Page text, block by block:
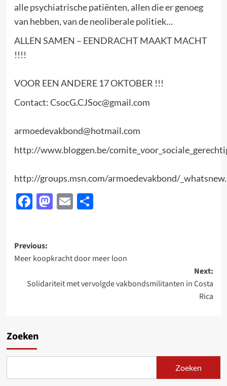
alle psychiatrische patiënten, allen die er genoeg
van hebben, van de neoliberale politiek…
ALLEN SAMEN – EENDRACHT MAAKT MACHT
!!!!
VOOR EEN ANDERE 17 OKTOBER !!!
Contact: CsocG.CJSoc@gmail.com
armoedevakbond@hotmail.com
http://www.bloggen.be/
http://groups.msn.com/armoedevakbond/
Facebook
Mastodon
EmailDelen
Post
navigation
Previous:
Meer koopkracht door meer loon
Next:
Solidariteit met vervolgde vakbondsmilitanten in Costa
Rica
Zoeken
Zoeken